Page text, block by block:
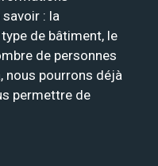
: la
de bâtiment, le
de personnes
nous pourrons déjà
permettre de